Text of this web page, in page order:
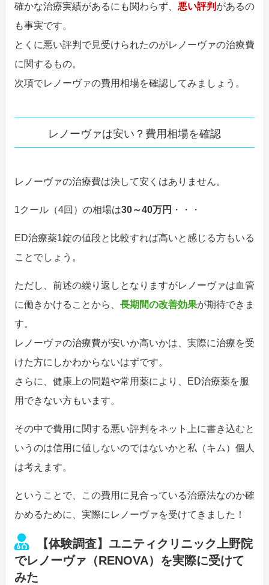
確かな治療実績があるにも関わらず、 悪い評判 があるの
も事実です。
とくに悪い評判で見受けられたのがレノーヴァの治療費
に関するもの。
次項でレノーヴァの費用相場を確認してみましょう。
レノーヴァは安い？費用相場を確認
レノーヴァの治療費は決して安くはありません。
1クール（4回）の相場は30～40万円 ・・・
ED治療薬1錠の値段と比較すれば高いと感じる方もいる
ことでしょう。
ただし、前述の繰り返しとなりますがレノーヴァは血管
に働きかけることから、 長期間の改善効果が期待できま
す。
レノーヴァの治療費が安いか高いかは、実際に治療を受
けた方にしかわからないはずです。
さらに、健康上の問題や常用薬により、ED治療薬を服
用できない方もいます。
その中で費用に関する悪い評判をネット上に書き込むと
いうのは信用に値しないのではないかと私（キム）個人
は考えます。
ということで、この費用に見合っている治療法なのか確
かめるために、実際にレノーヴァを受けてきました！
【体験調査】ユニティクリニック上野院
でレノーヴァ（RENOVA）を実際に受けて
みた